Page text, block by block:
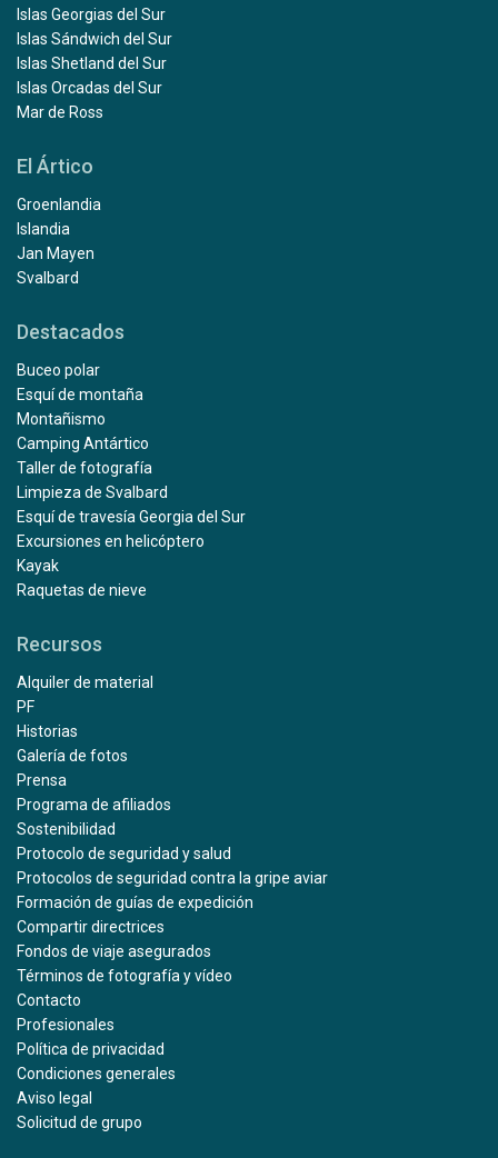
Islas Georgias del Sur
Islas Sándwich del Sur
Islas Shetland del Sur
Islas Orcadas del Sur
Mar de Ross
El Ártico
Groenlandia
Islandia
Jan Mayen
Svalbard
Destacados
Buceo polar
Esquí de montaña
Montañismo
Camping Antártico
Taller de fotografía
Limpieza de Svalbard
Esquí de travesía Georgia del Sur
Excursiones en helicóptero
Kayak
Raquetas de nieve
Recursos
Alquiler de material
PF
Historias
Galería de fotos
Prensa
Programa de afiliados
Sostenibilidad
Protocolo de seguridad y salud
Protocolos de seguridad contra la gripe aviar
Formación de guías de expedición
Compartir directrices
Fondos de viaje asegurados
Términos de fotografía y vídeo
Contacto
Profesionales
Política de privacidad
Condiciones generales
Aviso legal
Solicitud de grupo